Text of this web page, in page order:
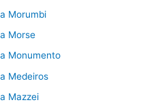
Morumbi
Morse
Monumento
Medeiros
Mazzei